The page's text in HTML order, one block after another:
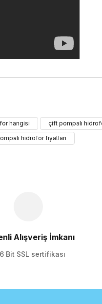
Bu ürüne ilk
hangisi çift pompalı
hidrofor fiyatları
Alışveriş İmkanı
Bit SSL sertifikası